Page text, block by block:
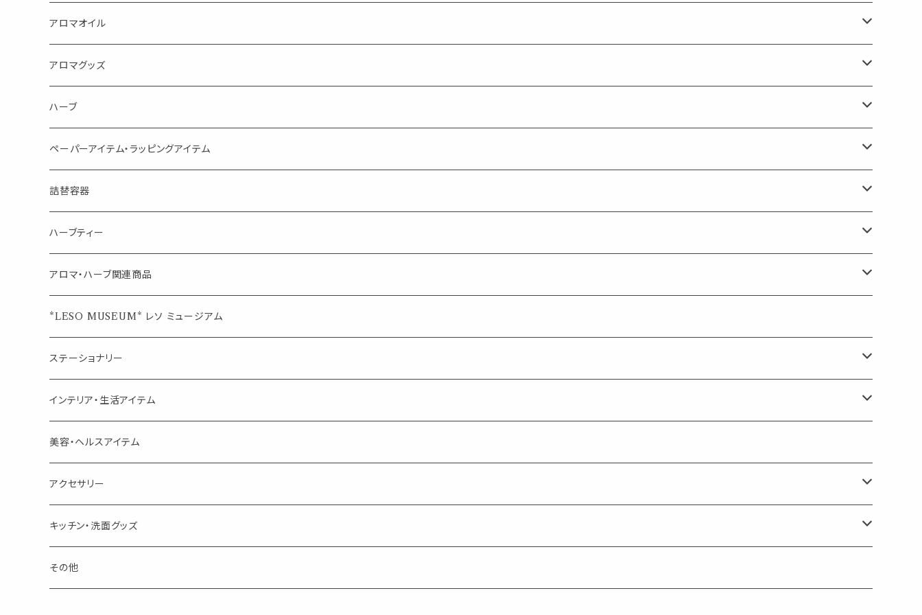
蒸し暑い夏やリフレッシュに
消臭に（用途：空間や衣服）
FLOWER LESO. フラワレソット
Kiyome LESO. キヨメ レソット
体感-4℃ !? 薄荷をブレンドしたアロマスプレー
AroMachi アロマチ 町の香り
Mask&Pillow Aroma
アロマオイル
エッセンシャルオイル
シングル
ブレンド
キャリアオイル
アロマグッズ
エッセンシャルオイル
ディフューザー
ハーブ
サシェ・香り袋
ハーブティー
シングル
ブレンド
箱入りアソート
キャンディー
ペーパーアイテム・ラッピングアイテム
シーリングワックス シール
ペーパークリップ
ウェルカムボード・装飾
席札クリップ
プチギフト
詰替容器
ロールオンボトル
スプレーボトル
スポイトボトル
精油用ボトル
ポンプ式ボトル
リップ容器
スクリュー容器
チューブ
スライドケース
ハーブティー
ブレンド
ジュエル オブ ビューティー
美人さんのハーブティー
シングル
アロマ・ハーブ関連商品
エッセンシャルオイル
シングル
ブレンド
クラフト器材・道具
キャリアオイル・ワックス
道具
お香・サシェ・キャンドル
線香
サシェ・香り袋
ディフューザー
アロマオイルウォーマー
アロマストーン
*LESO MUSEUM* レソ ミュージアム
ステーショナリー
デザインクリップ
記号（ハート,星,etc）
音楽・楽器
ページオープナー・ワイドクリップ
ポストカード・メッセージカード
フック・マグネット・画鋲
ステッカー・マスキングテープ・付箋
インテリア・生活アイテム
オブジェ
キャンドル・お香
ウォールアイテム
フック・マグネット・画鋲
収納・小物トレー
美容・ヘルスアイテム
アクセサリー
ブローチ・ピンバッチ
ピアス
キッチン・洗面グッズ
カトラリー
その他